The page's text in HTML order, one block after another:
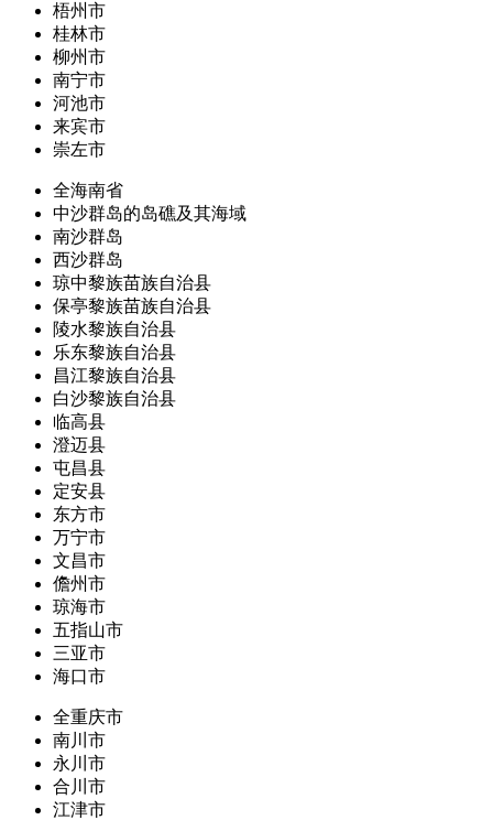
梧州市
桂林市
柳州市
南宁市
河池市
来宾市
崇左市
全海南省
中沙群岛的岛礁及其海域
南沙群岛
西沙群岛
琼中黎族苗族自治县
保亭黎族苗族自治县
陵水黎族自治县
乐东黎族自治县
昌江黎族自治县
白沙黎族自治县
临高县
澄迈县
屯昌县
定安县
东方市
万宁市
文昌市
儋州市
琼海市
五指山市
三亚市
海口市
全重庆市
南川市
永川市
合川市
江津市